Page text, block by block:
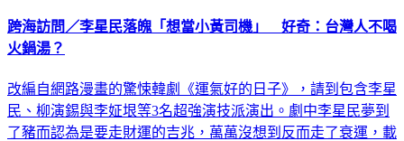
跨海訪問／李星民落魄「想當小黃司機」 好奇：台灣人不喝
火鍋湯？
改編自網路漫畫的驚悚韓劇《運氣好的日子》，請到包含李星
民、柳演錫與李姃垠等3名超強演技派演出。劇中李星民夢到
了豬而認為是要走財運的吉兆，萬萬沒想到反而走了衰運，載